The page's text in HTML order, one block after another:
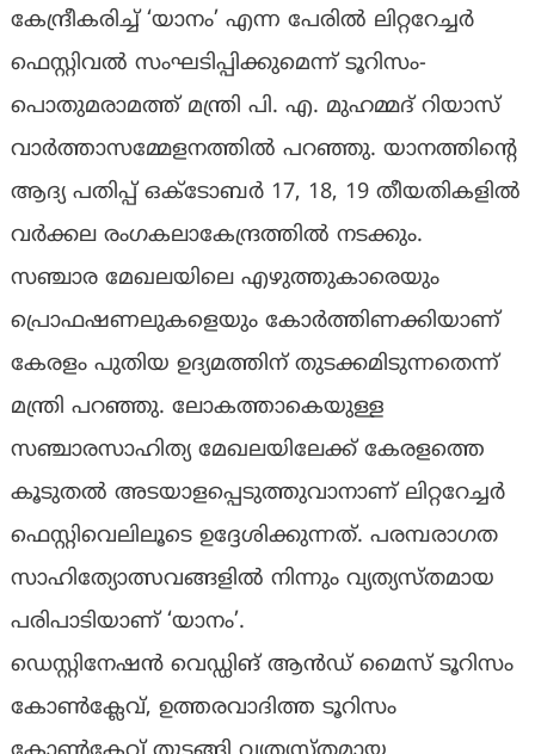
കേന്ദ്രീകരിച്ച് ‘യാനം’ എന്ന പേരിൽ ലിറ്ററേച്ചർ
ഫെസ്റ്റിവൽ സംഘടിപ്പിക്കുമെന്ന് ടൂറിസം-
പൊതുമരാമത്ത് മന്ത്രി പി. എ. മുഹമ്മദ് റിയാസ്
വാർത്താസമ്മേളനത്തിൽ പറഞ്ഞു. യാനത്തിന്റെ
ആദ്യ പതിപ്പ് ഒക്ടോബർ 17, 18, 19 തീയതികളിൽ
വർക്കല രംഗകലാകേന്ദ്രത്തിൽ നടക്കും.
സഞ്ചാര മേഖലയിലെ എഴുത്തുകാരെയും
പ്രൊഫഷണലുകളെയും കോർത്തിണക്കിയാണ്
കേരളം പുതിയ ഉദ്യമത്തിന് തുടക്കമിടുന്നതെന്ന്
മന്ത്രി പറഞ്ഞു. ലോകത്താകെയുള്ള
സഞ്ചാരസാഹിത്യ മേഖലയിലേക്ക് കേരളത്തെ
കൂടുതൽ അടയാളപ്പെടുത്തുവാനാണ് ലിറ്ററേച്ചർ
ഫെസ്റ്റിവെലിലൂടെ ഉദ്ദേശിക്കുന്നത്. പരമ്പരാഗത
സാഹിത്യോത്സവങ്ങളിൽ നിന്നും വ്യത്യസ്തമായ
പരിപാടിയാണ് ‘യാനം’.
ഡെസ്റ്റിനേഷൻ വെഡ്ഡിങ് ആൻഡ് മൈസ് ടൂറിസം
കോൺക്ലേവ്, ഉത്തരവാദിത്ത ടൂറിസം